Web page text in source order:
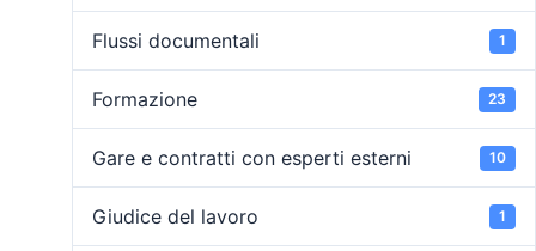
Flussi documentali 1
Formazione 23
Gare e contratti con esperti esterni 10
Giudice del lavoro 1